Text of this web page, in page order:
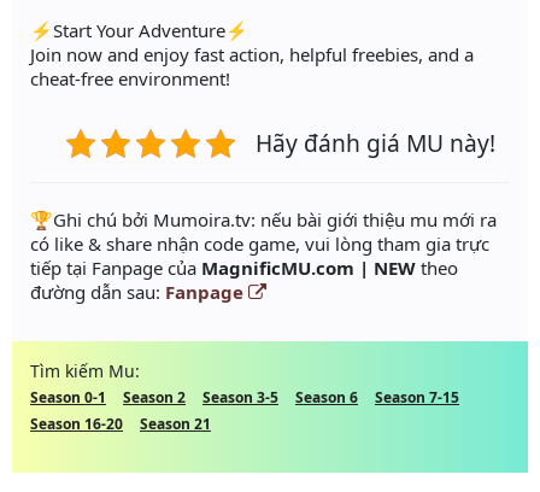
⚡Start Your Adventure⚡
Join now and enjoy fast action, helpful freebies, and a
cheat-free environment!
Hãy đánh giá MU này!
️🏆Ghi chú bởi Mumoira.tv: nếu bài giới thiệu mu mới ra
có like & share nhận code game, vui lòng tham gia trực
tiếp tại Fanpage của MagnificMU.com | NEW theo
đường dẫn sau: Fanpage
Tìm kiếm Mu:
Season 0-1 Season 2 Season 3-5 Season 6
Season 7-15
Season 16-20
Season 21